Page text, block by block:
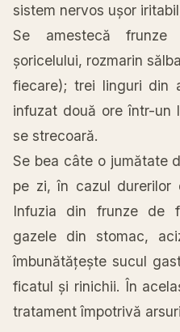
sistem nervos ușor
Se amestecă
șoricelului, rozmarin
fiecare); trei linguri din
infuzat două ore într-un
se strecoară.
Se bea câteo jumătate
pe zi, în cazul durerilor
Infuzia din frunze de
gazele din stomac,
îmbunătățește sucul
ficatul și rinichii. În
tratament împotrivă